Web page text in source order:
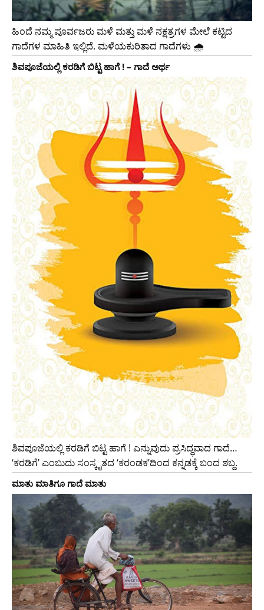
ಹಿಂದೆ ನಮ್ಮ ಪೂರ್ವಜರು ಮಳೆ ಮತ್ತು ಮಳೆ ನಕ್ಷತ್ರಗಳ ಮೇಲೆ ಕಟ್ಟಿದ
ಗಾದೆಗಳ ಮಾಹಿತಿ ಇಲ್ಲಿದೆ. ಮಳೆಯಕುರಿತಾದ ಗಾದೆಗಳು 🌧
ಶಿವಪೂಜೆಯಲ್ಲಿ ಕರಡಿಗೆ ಬಿಟ್ಟ ಹಾಗೆ ! – ಗಾದೆ ಅರ್ಥ
ಶಿವಪೂಜೆಯಲ್ಲಿ ಕರಡಿಗೆ ಬಿಟ್ಟ ಹಾಗೆ ! ಎನ್ನುವುದು ಪ್ರಸಿದ್ಧವಾದ ಗಾದೆ…
‘ಕರಡಿಗೆ’ ಎಂಬುದು ಸಂಸ್ಕೃತದ ‘ಕರಂಡಕ’ದಿಂದ ಕನ್ನಡಕ್ಕೆ ಬಂದ ಶಬ್ದ.
ಮಾತು ಮಾತಿಗೂ ಗಾದೆ ಮಾತು